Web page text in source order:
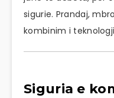
sigurie. Prandaj,
kombinim i
Siguria e